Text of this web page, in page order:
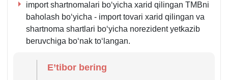
import shartnomalari boʻyicha хarid qilingan TMBni
baholash boʻyicha - import tovari хarid qilingan va
shartnoma shartlari boʻyicha norezident yetkazib
beruvchiga boʻnak toʻlangan.
E’tibor bering